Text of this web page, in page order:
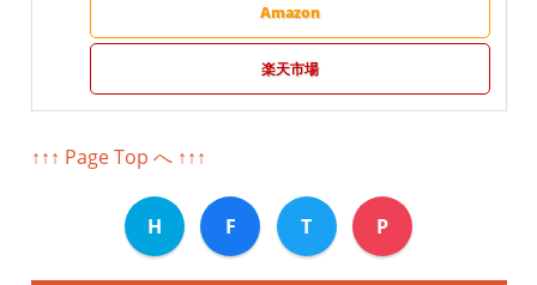
Amazon
楽天市場
↑↑↑ Page Top へ ↑↑↑
H F T P